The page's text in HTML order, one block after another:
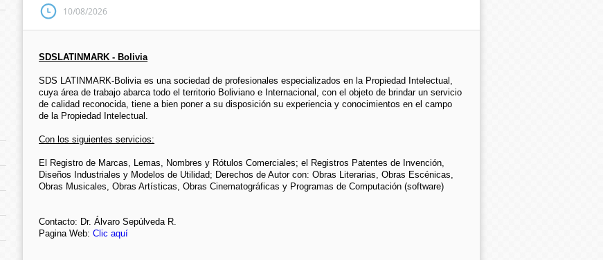
10/08/2026
SDSLATINMARK - Bolivia
SDS LATINMARK-Bolivia es una sociedad de profesionales especializados en la Propiedad Intelectual,
cuya área de trabajo abarca todo el territorio Boliviano e Internacional, con el objeto de brindar un servicio
de calidad reconocida, tiene a bien poner a su disposición su experiencia y conocimientos en el campo
de la Propiedad Intelectual.
Con los siguientes servicios:
El Registro de Marcas, Lemas, Nombres y Rótulos Comerciales; el Registros Patentes de Invención,
Diseños Industriales y Modelos de Utilidad; Derechos de Autor con: Obras Literarias, Obras Escénicas,
Obras Musicales, Obras Artísticas, Obras Cinematográficas y Programas de Computación (software)
Contacto: Dr. Álvaro Sepúlveda R.
Pagina Web:Clic aquí